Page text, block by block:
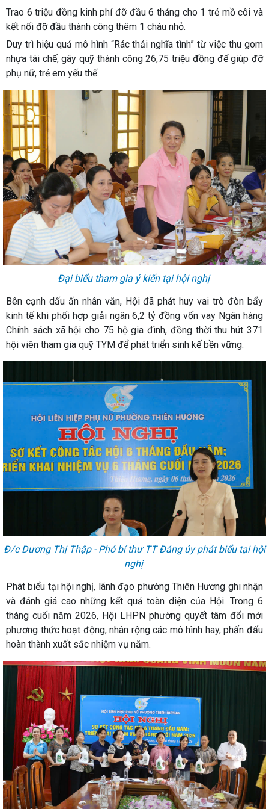
Trao 6 triệu đồng kinh phí đỡ đầu 6 tháng cho 1 trẻ mồ côi và
kết nối đỡ đầu thành công thêm 1 cháu nhỏ.
Duy trì hiệu quả mô hình “Rác thải nghĩa tình” từ việc thu gom
nhựa tái chế, gây quỹ thành công 26,75 triệu đồng để giúp đỡ
phụ nữ, trẻ em yếu thế.
Đại biểu tham gia ý kiến tại hội nghị
Bên cạnh dấu ấn nhân văn, Hội đã phát huy vai trò đòn bẩy
kinh tế khi phối hợp giải ngân 6,2 tỷ đồng vốn vay Ngân hàng
Chính sách xã hội cho 75 hộ gia đình, đồng thời thu hút 371
hội viên tham gia quỹ TYM để phát triển sinh kế bền vững.
Đ/c Dương Thị Thập - Phó bí thư TT Đảng ủy phát biểu tại hội
nghị
Phát biểu tại hội nghị, lãnh đạo phường Thiên Hương ghi nhận
và đánh giá cao những kết quả toàn diện của Hội. Trong 6
tháng cuối năm 2026, Hội LHPN phường quyết tâm đổi mới
phương thức hoạt động, nhân rộng các mô hình hay, phấn đấu
hoàn thành xuất sắc nhiệm vụ năm.